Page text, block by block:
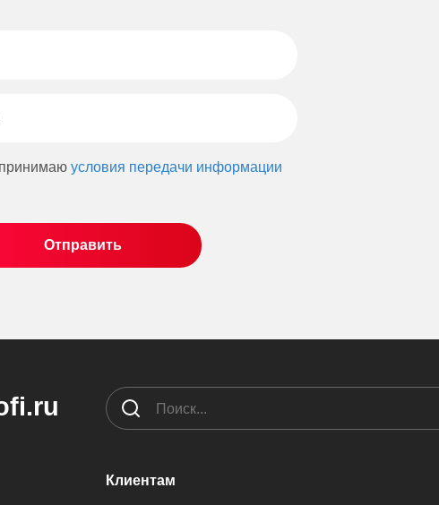
условия передачи информации
Клиентам